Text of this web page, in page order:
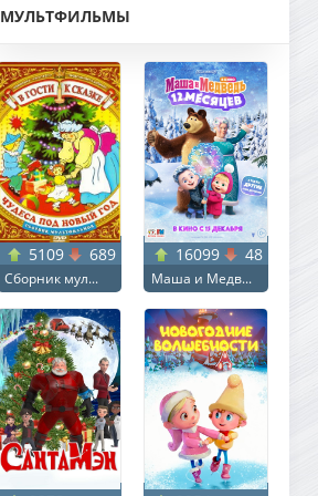
МУЛЬТФИЛЬМЫ
5109 689
Сборник мул...
16099 48
Маша и Медв...